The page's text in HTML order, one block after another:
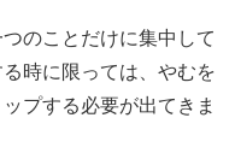
のことだけに集中して
時に限っては、やむを
プする必要が出てきま